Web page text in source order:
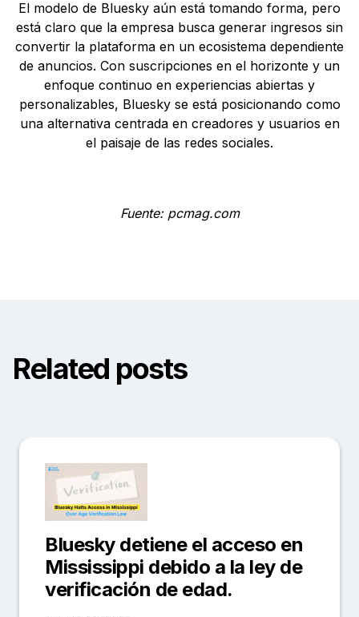
El modelo de Bluesky aún está tomando forma, pero
está claro que la empresa busca generar ingresos sin
convertir la plataforma en un ecosistema dependiente
de anuncios. Con suscripciones en el horizonte y un
enfoque continuo en experiencias abiertas y
personalizables, Bluesky se está posicionando como
una alternativa centrada en creadores y usuarios en
el paisaje de las redes sociales.
Fuente: pcmag.com
Related posts
Bluesky detiene el acceso en
Mississippi debido a la ley de
verificación de edad.